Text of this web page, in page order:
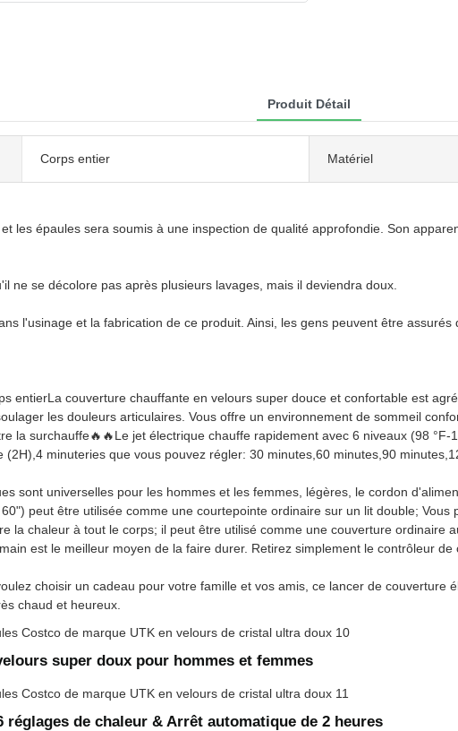
Produit Détail
Corps entier Matériel
les épaules sera soumis à une inspection de qualité approfondie. Son
ne se décolore pas après plusieurs lavages, mais il deviendra doux.
l'usinage et la fabrication de ce produit. Ainsi, les gens peuvent être
entierLa couverture chauffante en velours super douce et confortable est
les douleurs articulaires. Vous offre un environnement de sommeil
la surchauffe🔥🔥Le jet électrique chauffe rapidement avec 6 niveaux (98
minuteries que vous pouvez régler: 30 minutes,60 minutes,90
sont universelles pour les hommes et les femmes, légères, le cordon
peut être utilisée comme une courtepointe ordinaire sur un lit double;
la chaleur à tout le corps; il peut être utilisé comme une couverture ordinaire
est le meilleur moyen de la faire durer. Retirez simplement le contrôleur
choisir un cadeau pour votre famille et vos amis, ce lancer de
chaud et heureux.
super doux pour hommes et femmes
de chaleur & Arrêt automatique de 2 heures